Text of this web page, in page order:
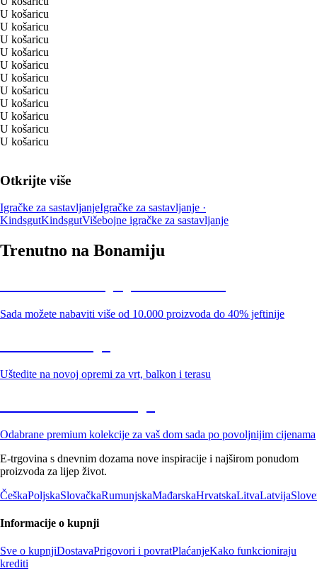
U košaricu
U košaricu
U košaricu
U košaricu
U košaricu
U košaricu
U košaricu
U košaricu
U košaricu
U košaricu
U košaricu
Otkrijte više
Igračke za sastavljanjeIgračke za sastavljanje ·
KindsgutKindsgutVišebojne igračke za sastavljanje
Trenutno na Bonamiju
Sada možete nabaviti više od 10.000 proizvoda do 40% jeftinije
Uštedite na novoj opremi za vrt, balkon i terasu
Odabrane premium kolekcije za vaš dom sada po povoljnijim cijenama
E-trgovina s dnevnim dozama nove inspiracije i najširom ponudom
proizvoda za lijep život.
ČeškaPoljskaSlovačkaRumunjskaMađarskaHrvatskaLitvaLatvija
Informacije o kupnji
Sve o kupnjiDostavaPrigovori i povratPlaćanjeKako funkcioniraju
krediti